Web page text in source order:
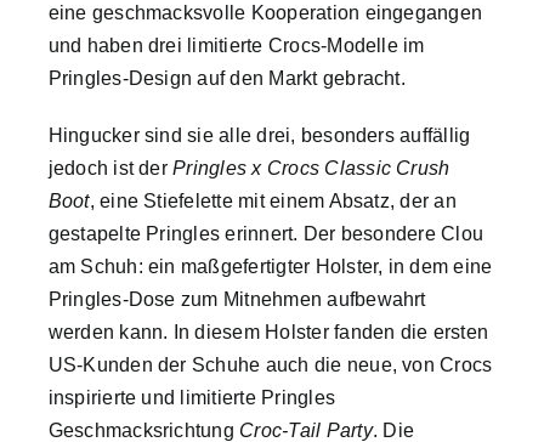
Best Practices
Brand Storys
Magazin
Über uns
eine geschmacksvolle Kooperation eingegangen
und haben drei limitierte Crocs-Modelle im
Pringles-Design auf den Markt gebracht.
Hingucker sind sie alle drei, besonders auffällig
jedoch ist derPringles x Crocs Classic Crush
Boot, eine Stiefelette mit einem Absatz, der an
gestapelte Pringles erinnert. Der besondere Clou
am Schuh: ein maßgefertigter Holster, in dem eine
Pringles-Dose zum Mitnehmen aufbewahrt
werden kann. In diesem Holster fanden die ersten
US-Kunden der Schuhe auch die neue, von Crocs
inspirierte und limitierte Pringles
Geschmacksrichtung Croc-Tail Party. Die